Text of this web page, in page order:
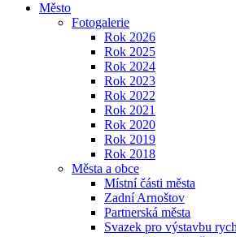
Město
Fotogalerie
Rok 2026
Rok 2025
Rok 2024
Rok 2023
Rok 2022
Rok 2021
Rok 2020
Rok 2019
Rok 2018
Města a obce
Místní části města
Zadní Arnoštov
Partnerská města
Svazek pro výstavbu